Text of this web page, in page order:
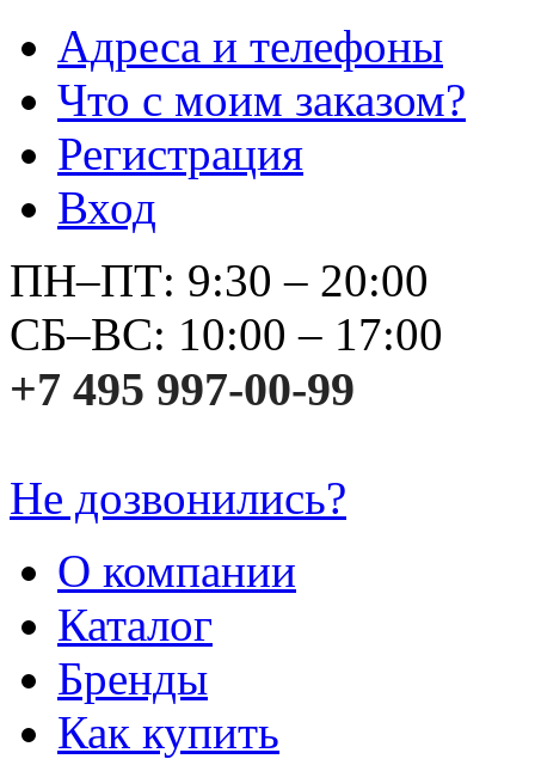
Адреса и телефоны
Что с моим заказом?
Регистрация
Вход
ПН–ПТ: 9:30 – 20:00
СБ–ВС: 10:00 – 17:00
+7 495 997-00-99
Не дозвонились?
О компании
Каталог
Бренды
Как купить